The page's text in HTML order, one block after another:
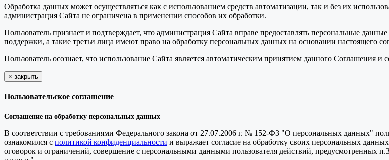
Обработка данных может осуществляться как с использованием средств автоматизации, так и без их
администрация Сайта не ограничена в применении способов их обработки.
Пользователь признает и подтверждает, что администрация Сайта вправе предоставлять персональные
поддержки, а такие третьи лица имеют право на обработку персональных данных на основании настоящего
Пользователь осознает, что использование Сайта является автоматическим принятием данного Соглашения
× закрыть
Пользовательское соглашение
Соглашение на обработку персональных данных
В соответствии с требованиями Федерального закона от 27.07.2006 г. № 152-ФЗ "О персональных данных"
ознакомился с политикой конфиденциальности и выражает согласие на обработку своих персональных
оговорок и ограничений, совершение с персональными данными пользователя действий, предусмотренных